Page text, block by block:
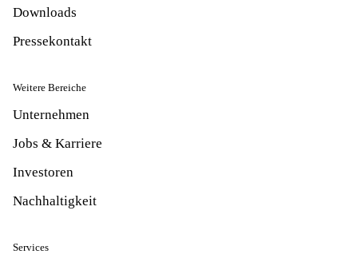
Downloads
Pressekontakt
Weitere Bereiche
Unternehmen
Jobs & Karriere
Investoren
Nachhaltigkeit
Services